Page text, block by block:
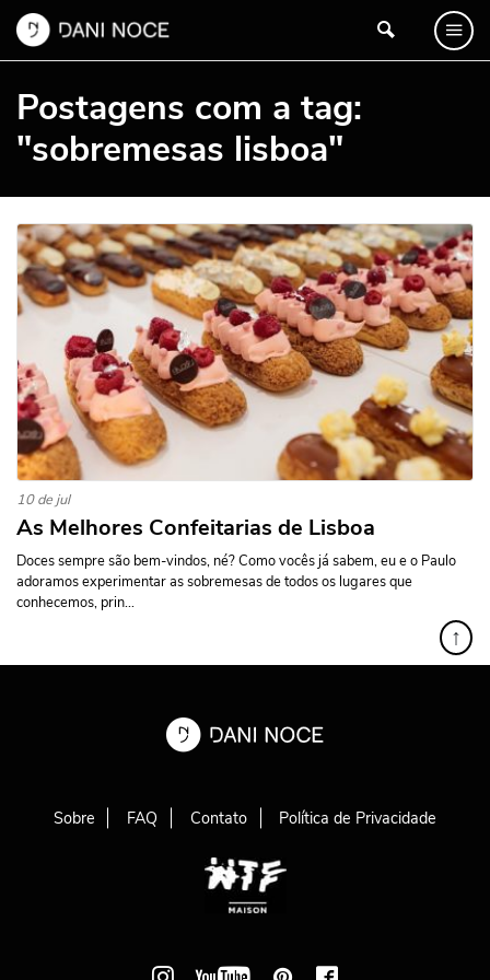
Postagens com a tag:
"sobremesas lisboa"
10 de jul
As Melhores Confeitarias de Lisboa
Doces sempre são bem-vindos, né? Como vocês já sabem, eu e o Paulo
adoramos experimentar as sobremesas de todos os lugares que
conhecemos, prin...
↑
Sobre FAQ Contato Política de Privacidade